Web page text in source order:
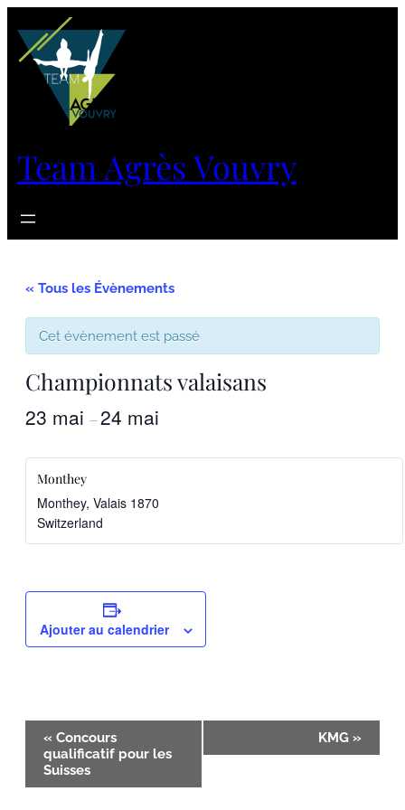
Team Agrès Vouvry
« Tous les Évènements
Cet évènement est passé
Championnats valaisans
23 mai – 24 mai
Monthey
Monthey, Valais 1870
Switzerland
Ajouter au calendrier
Navigation
Évènement
« Concours
qualificatif pour les
Suisses
KMG »